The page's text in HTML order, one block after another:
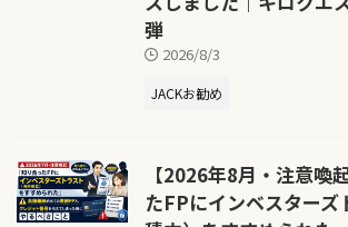
弾
2026/8/3
JACKお勧め
【2026年8月・注意喚
たFPにインベスターズ